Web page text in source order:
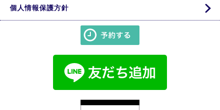
個人情報保護方針